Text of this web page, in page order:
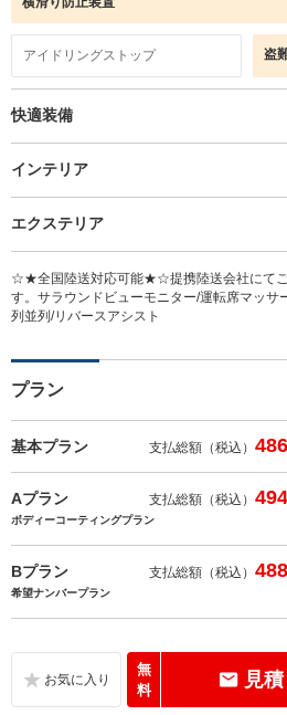
アイドリングストップ 盗
快適装備
インテリア
エクステリア
☆★全国陸送対応可能★☆提携陸送会社にてご
す。サラウンドビューモニター/運転席マッサ
列並列/リバースアシスト
プラン
基本プラン 支払総額（税込）
Aプラン 支払総額（税込）
ボディーコーティングプラン
Bプラン 支払総額（税込）
希望ナンバープラン
無
料
見